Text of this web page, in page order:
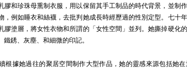
膠和珍珠母熏制衣服，用以保留其手工制品的時代背景，並制
，例如睡衣和絲襪，去批判她成長時經歷過的性別定型。七十
膠塗層，將女性衣物和所謂的「女性空間」並列。她撕掉硬化
銹、灰塵、和細微的印記。
根據她過往的聚居空間制作大型作品，她的靈感來源包括她